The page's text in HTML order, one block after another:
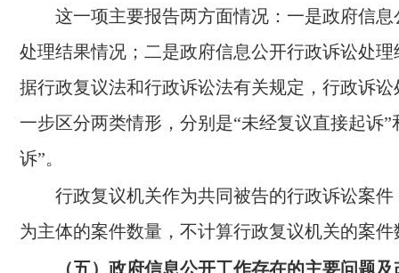
这一项主要报告两方面情况：一是政府信
处理结果情况；二是政府信息公开行政诉讼处
据行政复议法和行政诉讼法有关规定，行政诉
一步区分两类情形，分别是“未经复议直接起诉”
诉”。
行政复议机关作为共同被告的行政诉讼案
为主体的案件数量，不计算行政复议机关的案件
（五）政府信息公开工作存在的主要问题